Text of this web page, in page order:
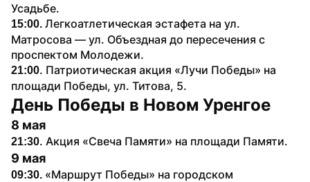
Усадьбе.
15:00. Легкоатлетическая эстафета на ул.
Матросова — ул. Объездная до пересечения с
проспектом Молодежи.
21:00. Патриотическая акция «Лучи Победы» на
площади Победы, ул. Титова, 5.
День Победы в Новом Уренгое
8 мая
21:30. Акция «Свеча Памяти» на площади Памяти.
9 мая
09:30. «Маршрут Победы» на городском